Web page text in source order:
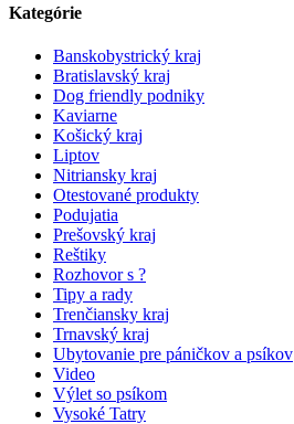
Kategórie
Banskobystrický kraj
Bratislavský kraj
Dog friendly podniky
Kaviarne
Košický kraj
Liptov
Nitriansky kraj
Otestované produkty
Podujatia
Prešovský kraj
Reštiky
Rozhovor s ?
Tipy a rady
Trenčiansky kraj
Trnavský kraj
Ubytovanie pre páničkov a psíkov
Video
Výlet so psíkom
Vysoké Tatry